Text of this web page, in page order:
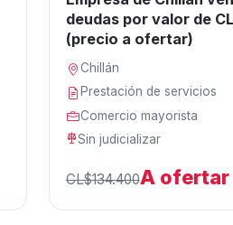
deudas por valor de
(precio a ofertar)
Chillán
Prestación de servicios
Comercio mayorista
Sin judicializar
CL$134.400A ofertar